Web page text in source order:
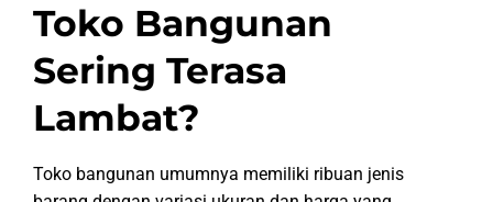
Toko Bangunan
Sering Terasa
Lambat?
Toko bangunan umumnya memiliki ribuan jenis